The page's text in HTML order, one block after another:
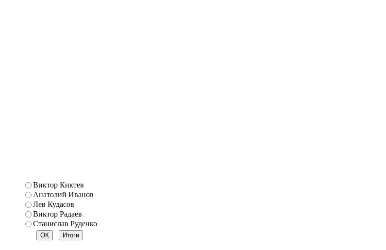
Виктор Киктев
Анатолий Иванов
Лев Кудасов
Виктор Радаев
Станислав Руденко